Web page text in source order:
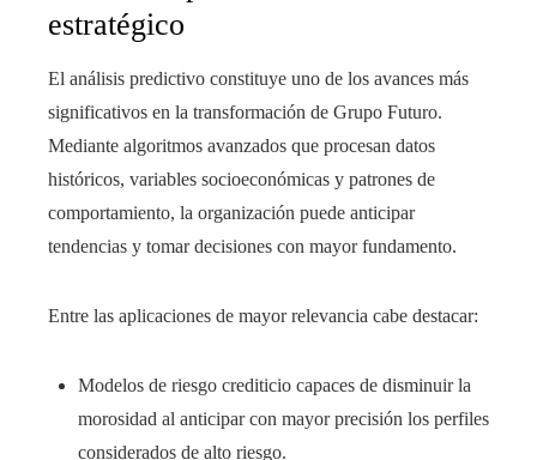
estratégico
El análisis predictivo constituye uno de los avances más
significativos en la transformación de Grupo Futuro.
Mediante algoritmos avanzados que procesan datos
históricos, variables socioeconómicas y patrones de
comportamiento, la organización puede anticipar
tendencias y tomar decisiones con mayor fundamento.
Entre las aplicaciones de mayor relevancia cabe destacar:
Modelos de riesgo crediticio capaces de disminuir la
morosidad al anticipar con mayor precisión los perfiles
considerados de alto riesgo.